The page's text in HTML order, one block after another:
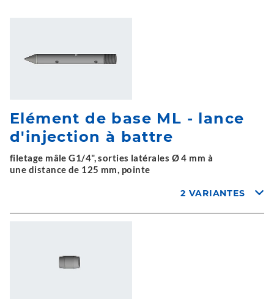
Elément de base ML - lance
d'injection à battre
filetage mâle G1/4", sorties latérales Ø 4 mm à
une distance de 125 mm, pointe
2 VARIANTES